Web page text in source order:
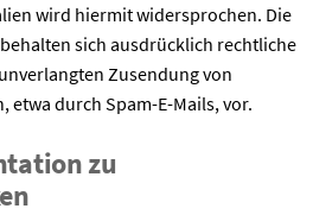
wird hiermit widersprochen. Die
sich ausdrücklich rechtliche
Zusendung von
durch Spam-E-Mails, vor.
zu